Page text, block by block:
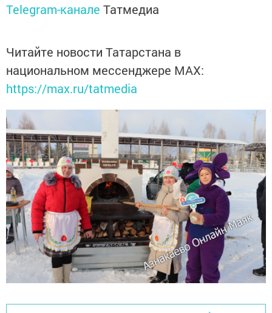
Telegram-канале Татмедиа
Читайте новости Татарстана в
национальном мессенджере MАХ:
https://max.ru/tatmedia